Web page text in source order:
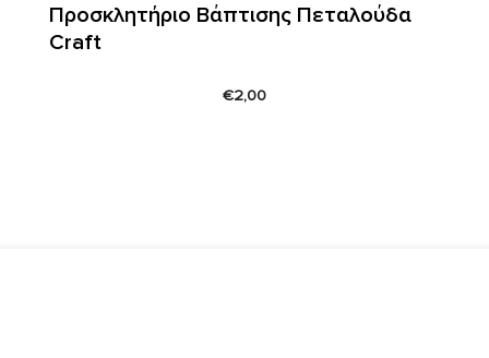
Προσκλητήριο Βάπτισης Πεταλούδα
Craft
€2,00